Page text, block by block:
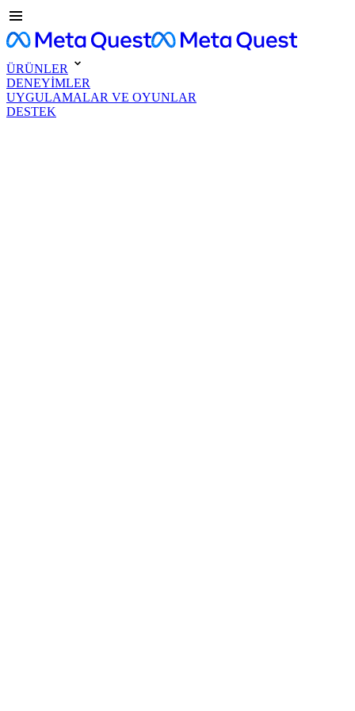
ÜRÜNLER
DENEYİMLER
UYGULAMALAR VE OYUNLAR
DESTEK